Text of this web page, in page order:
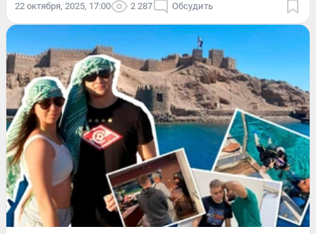
22 октября, 2025, 17:00 2 287 Обсудить